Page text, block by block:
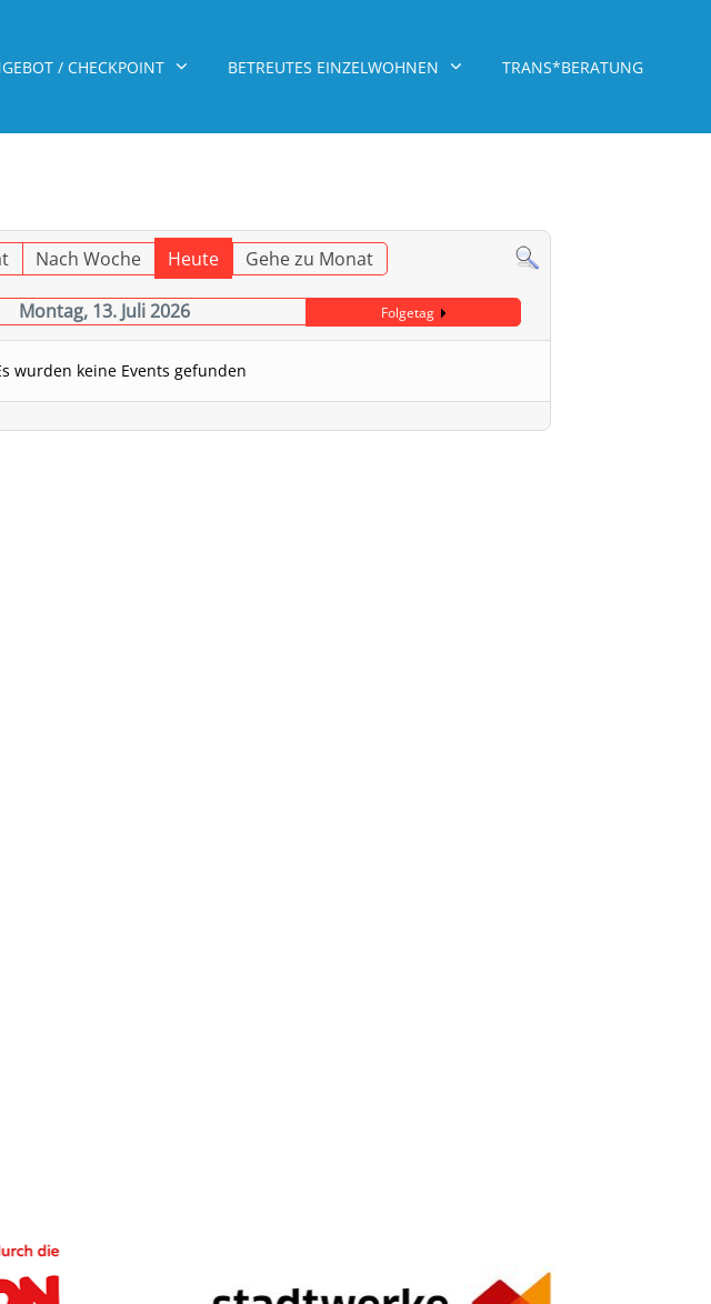
/ CHECKPOINT BETREUTES EINZELWOHNEN TRANS*BERATUNG
Nach Woche Heute Gehe zu Monat
Montag, 13. Juli 2026 Folgetag
wurden keine Events gefunden